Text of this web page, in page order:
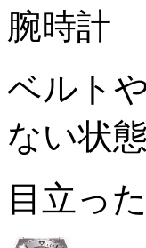
腕時計
ベルト
ない状態
目立っ